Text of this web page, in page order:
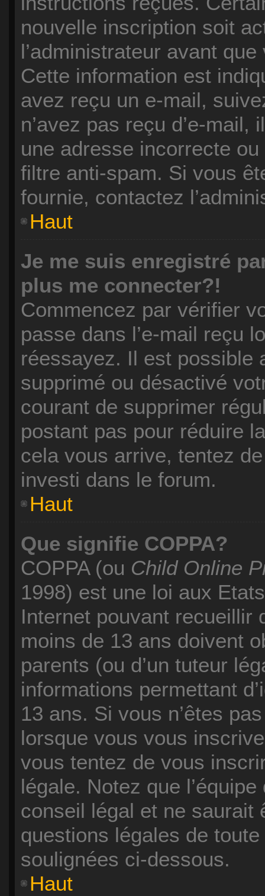
nouvelle inscription soit
l’administrateur avant
Cette information est
avez reçu un e-mail,
n’avez pas reçu d’e-
une adresse incorrecte
filtre anti-spam. Si vous
fournie, contactez
Haut
Je me suis enregistré
plus me connecter?!
Commencez par vérifier
passe dans l’e-mail reçu
réessayez. Il est possible
supprimé ou désactivé
courant de supprimer
postant pas pour réduire
cela vous arrive, tentez
investi dans le forum.
Haut
Que signifie COPPA?
COPPA (ou Child Online
1998) est une loi aux
Internet pouvant recueillir
moins de 13 ans doivent
parents (ou d’un tuteur
informations permettant
13 ans. Si vous n’êtes
lorsque vous vous
vous tentez de vous
légale. Notez que
conseil légal et ne saurait
questions légales de
soulignées ci-dessous.
Haut